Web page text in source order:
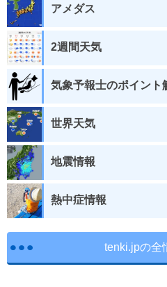
アメダス
2週間天気
気象予報士のポイント
世界天気
地震情報
熱中症情報
tenki.jpの全